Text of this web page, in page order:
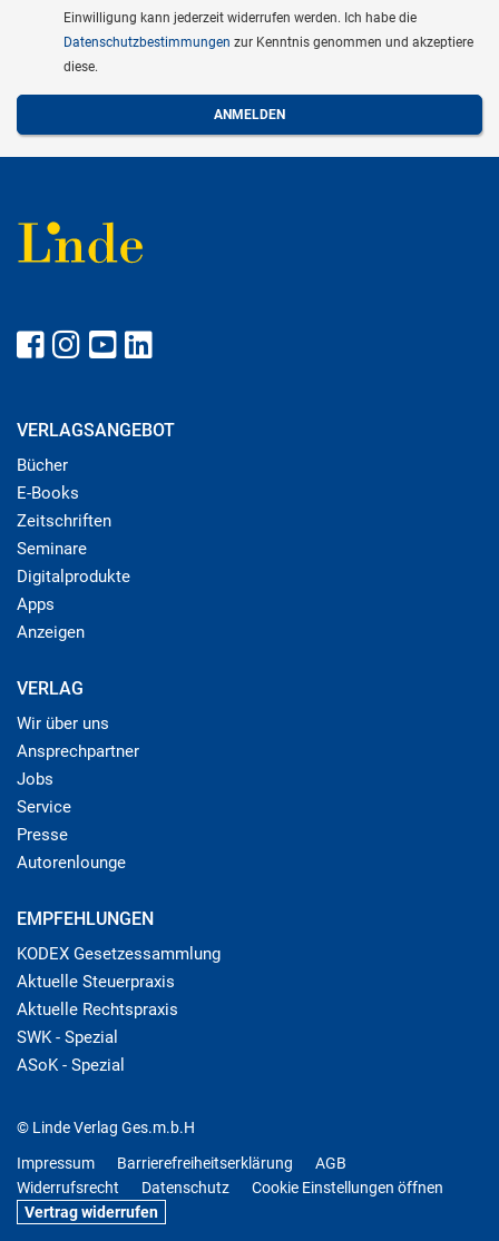
Einwilligung kann jederzeit widerrufen werden. Ich habe die
Datenschutzbestimmungen zur Kenntnis genommen und akzeptiere
diese.
VERLAGSANGEBOT
Bücher
E-Books
Zeitschriften
Seminare
Digitalprodukte
Apps
Anzeigen
VERLAG
Wir über uns
Ansprechpartner
Jobs
Service
Presse
Autorenlounge
EMPFEHLUNGEN
KODEX Gesetzessammlung
Aktuelle Steuerpraxis
Aktuelle Rechtspraxis
SWK - Spezial
ASoK - Spezial
© Linde Verlag Ges.m.b.H
Impressum
Barrierefreiheitserklärung
AGB
Widerrufsrecht
Datenschutz
Cookie Einstellungen öffnen
Vertrag widerrufen